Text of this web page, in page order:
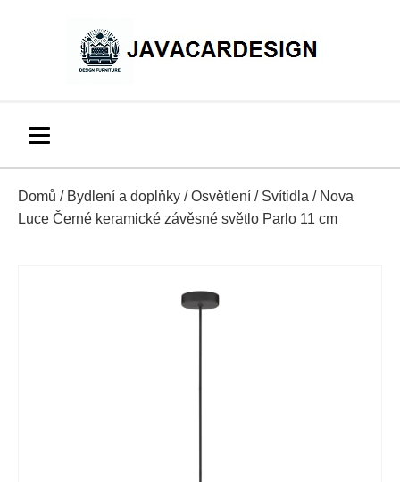
Domů / Bydlení a doplňky /Osvětlení / Svítidla / Nova
Luce Černé keramické závěsné světlo Parlo 11 cm